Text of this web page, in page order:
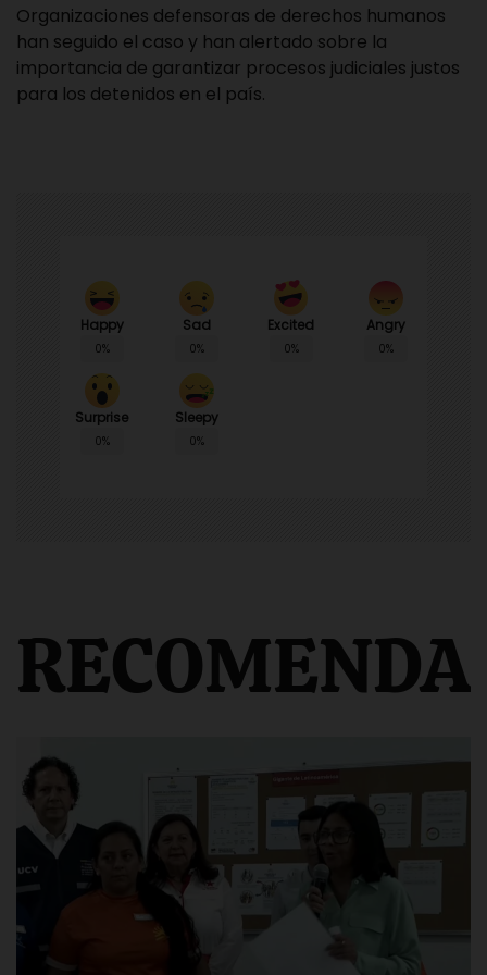
Organizaciones defensoras de derechos humanos
han seguido el caso y han alertado sobre la
importancia de garantizar procesos judiciales justos
para los detenidos en el país.
Happy
0%
Sad
0%
Excited
0%
Angry
0%
Surprise
0%
Sleepy
0%